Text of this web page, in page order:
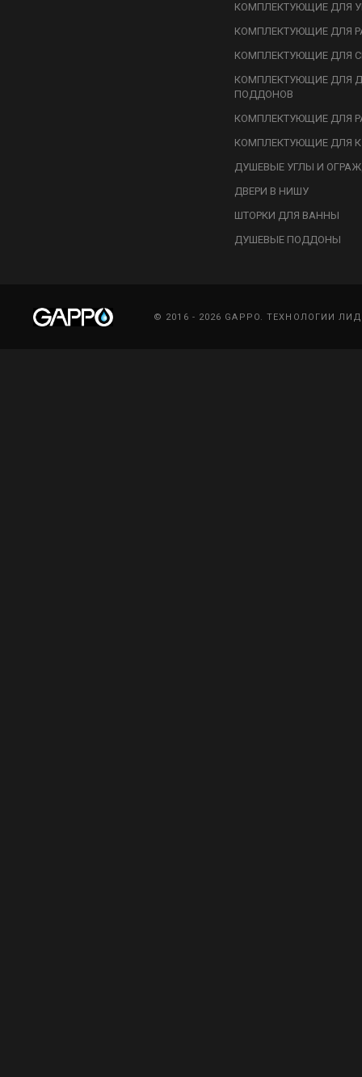
КОМПЛЕКТУЮЩИЕ ДЛЯ
КОМПЛЕКТУЮЩИЕ ДЛЯ
КОМПЛЕКТУЮЩИЕ ДЛЯ
КОМПЛЕКТУЮЩИЕ ДЛЯ
ПОДДОНОВ
КОМПЛЕКТУЮЩИЕ ДЛЯ
КОМПЛЕКТУЮЩИЕ ДЛЯ
ДУШЕВЫЕ УГЛЫ И
ДВЕРИ В НИШУ
ШТОРКИ ДЛЯ ВАННЫ
ДУШЕВЫЕ ПОДДОНЫ
© 2016 - 2026 GAPPO. ТЕХНОЛОГИИ